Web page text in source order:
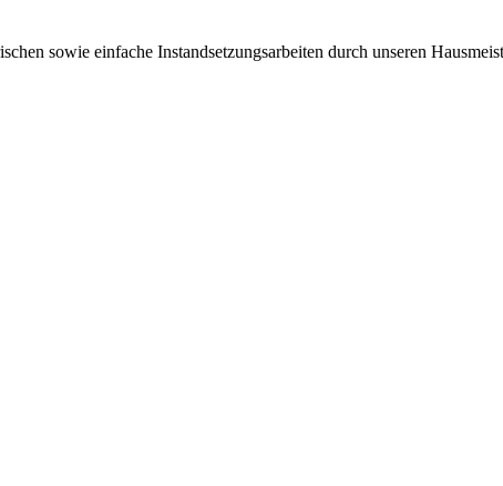
sowie einfache Instandsetzungsarbeiten durch unseren